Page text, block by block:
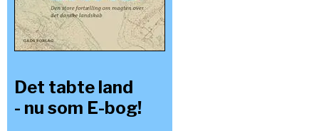
Det tabte land
- nu som E-bog!